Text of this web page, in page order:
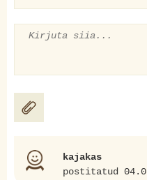
kajakas
postitatud